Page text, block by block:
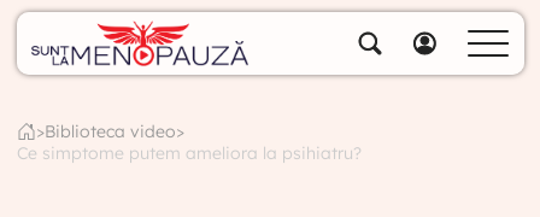
Specialiștii noștri
Soluții
>Biblioteca video>
Ce simptome putem ameliora la psihiatru?